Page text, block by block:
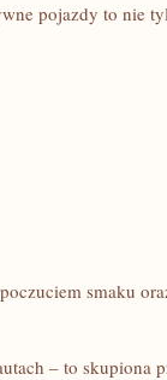
pojazdy to nie
smaku
– to skupiona